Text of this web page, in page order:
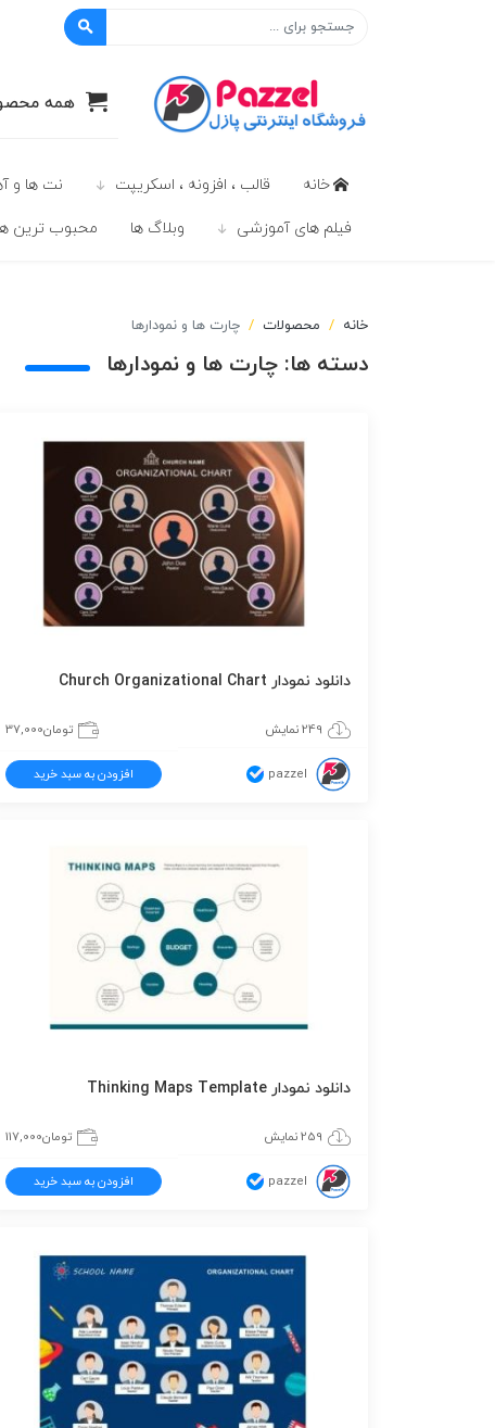
همه
خانه قالب ، افزونه ، اسکریپت نت ها و
فیلم های آموزشی وبلاگ ها محبوب ترين
خانه محصولات چارت ها و نمودارها
دسته ها: چارت ها و نمودارها
دانلود نمودار Church Organizational Chart
249 نمایش تومان37,000
pazzel افزودن به سبد خرید
دانلود نمودار Thinking Maps Template
259 نمایش تومان117,000
pazzel افزودن به سبد خرید